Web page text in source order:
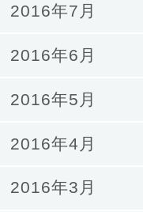
2016年7月
2016年6月
2016年5月
2016年4月
2016年3月